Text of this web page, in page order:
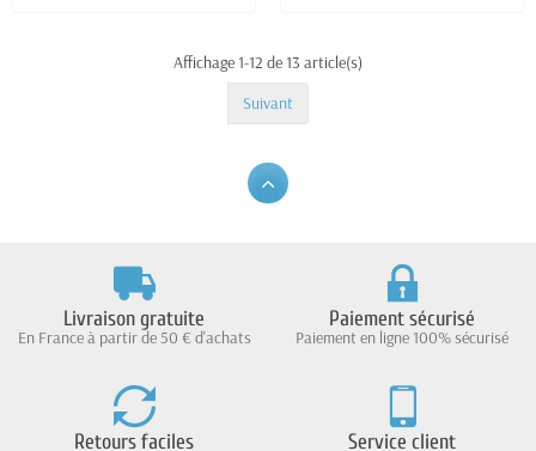
Affichage 1-12 de 13 article(s)
Suivant
Livraison gratuite
En France à partir de 50 € d'achats
Paiement sécurisé
Paiement en ligne 100% sécurisé
Retours faciles Service client